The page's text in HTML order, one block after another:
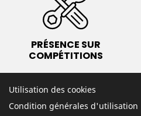
PRÉSENCE SUR
COMPÉTITIONS
Utilisation des cookies
Condition générales d'utilisation